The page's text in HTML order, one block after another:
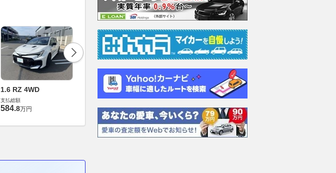
1.6 RZ 4WD
支払総額
584.8万円
1.6 RZ 4WD
支払総額
8万円
1.6 RZ GR-DAT 4WD
支払総額
682.4万円
1.6 RZ GR-DAT 4WD
支払総額
680